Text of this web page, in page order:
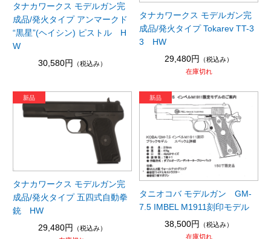
タナカワークス モデルガン完
成品/発火タイプ アンマークド
“黒星”(ヘイシン) ピストル H
W
30,580円
（税込み）
タナカワークス モデルガン完
成品/発火タイプ Tokarev TT-3
3 HW
29,480円
（税込み）
在庫切れ
タナカワークス モデルガン完
成品/発火タイプ 五四式自動拳
銃 HW
29,480円
（税込み）
タニオコバ モデルガン GM-
7.5 IMBEL M1911刻印モデル
38,500円
（税込み）
在庫切れ